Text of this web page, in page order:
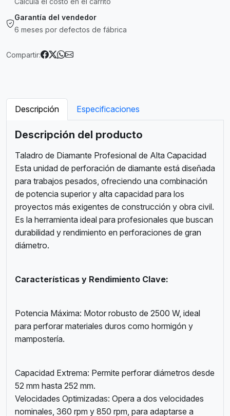
Garantía del vendedor
6 meses por defectos de fábrica
Compartir:
Descripción Especificaciones
Descripción del producto
Taladro de Diamante Profesional de Alta Capacidad
Esta unidad de perforación de diamante está diseñada
para trabajos pesados, ofreciendo una combinación
de potencia superior y alta capacidad para los
proyectos más exigentes de construcción y obra civil.
Es la herramienta ideal para profesionales que buscan
durabilidad y rendimiento en perforaciones de gran
diámetro.
Características y Rendimiento Clave:
Potencia Máxima: Motor robusto de 2500 W, ideal
para perforar materiales duros como hormigón y
mampostería.
Capacidad Extrema: Permite perforar diámetros desde
52 mm hasta 252 mm.
Velocidades Optimizadas: Opera a dos velocidades
nominales, 360 rpm y 850 rpm, para adaptarse a